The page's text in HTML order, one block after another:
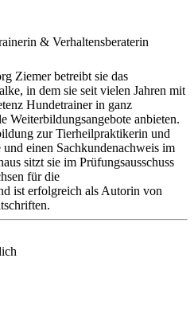
& Verhaltensberaterin
Ziemer betreibt sie das
in dem sie seit vielen Jahren mit
Hundetrainer in ganz
Weiterbildungsangebote anbieten.
zur Tierheilpraktikerin und
einen Sachkundenachweis im
sitzt sie im Prüfungsausschuss
für die
ist erfolgreich als Autorin von